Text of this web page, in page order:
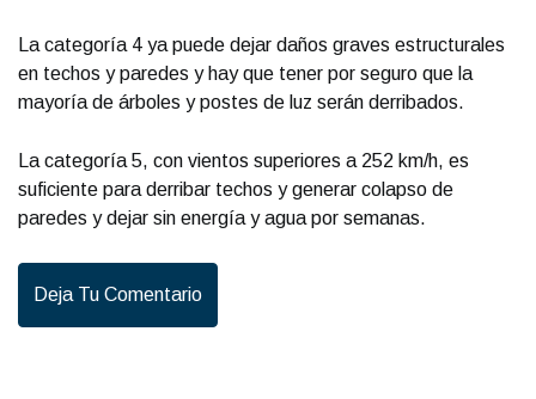
La categoría 4 ya puede dejar daños graves estructurales
en techos y paredes y hay que tener por seguro que la
mayoría de árboles y postes de luz serán derribados.
La categoría 5, con vientos superiores a 252 km/h, es
suficiente para derribar techos y generar colapso de
paredes y dejar sin energía y agua por semanas.
Deja Tu Comentario